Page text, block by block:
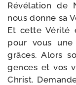
Révélation de
nous donne sa
Et cette Vérité
pour vous
grâces. Alors
gences et vos
Christ.